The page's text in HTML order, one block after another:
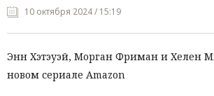
10 октября 2024 / 15:19
Энн Хэтэуэй, Морган Фриман и Хелен
новом сериале Amazon